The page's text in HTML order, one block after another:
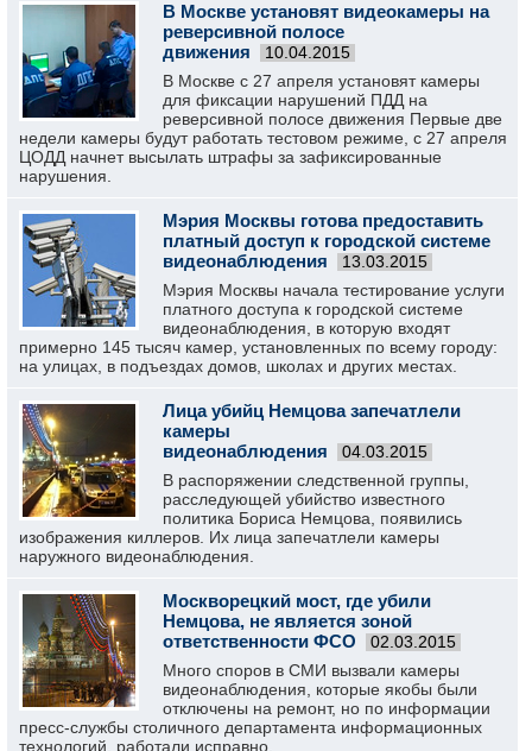
В Москве установят видеокамеры на
реверсивной полосе
движения
10.04.2015
В Москве с 27 апреля установят камеры
для фиксации нарушений ПДД на
реверсивной полосе движения Первые две
недели камеры будут работать тестовом режиме, с 27 апреля
ЦОДД начнет высылать штрафы за зафиксированные
нарушения.
Мэрия Москвы готова предоставить
платный доступ к городской системе
видеонаблюдения
13.03.2015
Мэрия Москвы начала тестирование услуги
платного доступа к городской системе
видеонаблюдения, в которую входят
примерно 145 тысяч камер, установленных по всему городу:
на улицах, в подъездах домов, школах и других местах.
Лица убийц Немцова запечатлели
камеры
видеонаблюдения
04.03.2015
В распоряжении следственной группы,
расследующей убийство известного
политика Бориса Немцова, появились
изображения киллеров. Их лица запечатлели камеры
наружного видеонаблюдения.
Москворецкий мост, где убили
Немцова, не является зоной
ответственности ФСО
02.03.2015
Много споров в СМИ вызвали камеры
видеонаблюдения, которые якобы были
отключены на ремонт, но по информации
пресс-службы столичного департамента информационных
технологий, работали исправно.